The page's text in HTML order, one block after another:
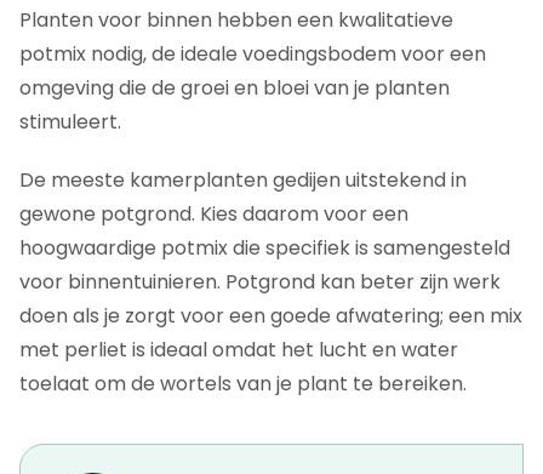
Planten voor binnen hebben een kwalitatieve
potmix nodig, de ideale voedingsbodem voor een
omgeving die de groei en bloei van je planten
stimuleert.
De meeste kamerplanten gedijen uitstekend in
gewone potgrond. Kies daarom voor een
hoogwaardige potmix die specifiek is samengesteld
voor binnentuinieren. Potgrond kan beter zijn werk
doen als je zorgt voor een goede afwatering; een mix
met perliet is ideaal omdat het lucht en water
toelaat om de wortels van je plant te bereiken.